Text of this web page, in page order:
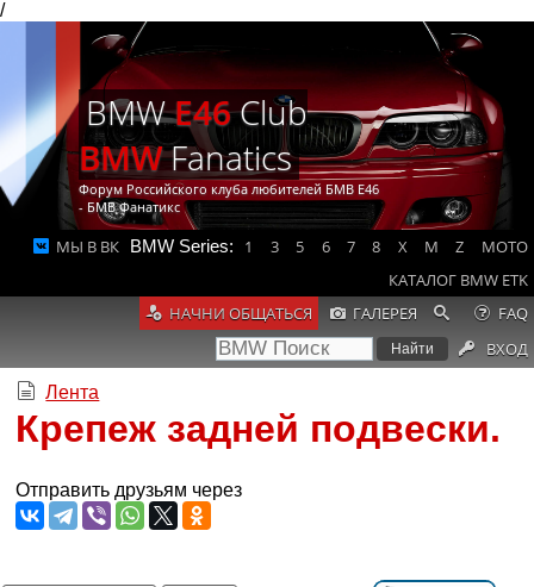
/
BMWE46Club
BMWFanatics
Форум Российского клуба любителей БМВ Е46
- БМВ Фанатикс
МЫ В ВК BMW Series: 1 3 5 6 7 8 X M Z
MOTO
КАТАЛОГ BMW ETK
НАЧНИ ОБЩАТЬСЯ
ГАЛЕРЕЯ
FAQ
ВХОД
Лента
Крепеж задней подвески.
Отправить друзьям через